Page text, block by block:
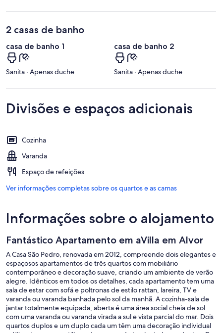
2 casas de banho
casa de banho 1
Sanita · Apenas duche
casa de banho 2
Sanita · Apenas duche
Divisões e espaços adicionais
Cozinha
Varanda
Espaço de refeições
Ver informações completas sobre os quartos e as camas
Informações sobre o alojamento
Fantástico Apartamento em aVilla em Alvor
A Casa São Pedro, renovada em 2012, compreende dois elegantes e
espaçosos apartamentos de três quartos com mobiliário
contemporâneo e decoração suave, criando um ambiente de verão
alegre. Idênticos em todos os detalhes, cada apartamento tem uma
sala de estar com sofá e poltronas de estilo rattan, lareira, TV e
varanda ou varanda banhada pelo sol da manhã. A cozinha-sala de
jantar totalmente equipada, aberta é uma área social cheia de sol
com uma varanda ou varanda virada a sul e vista parcial do mar. Dois
quartos duplos e um duplo cada um têm uma decoração individual